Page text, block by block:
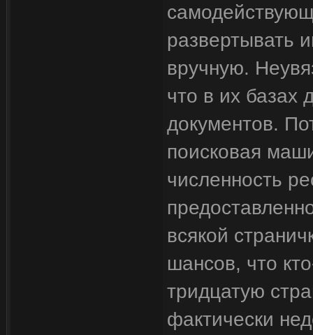
развертывать
вручную.
что в их базах
документов.
поисковая
численность
всякой
шансов, что
тридцатую
фактически